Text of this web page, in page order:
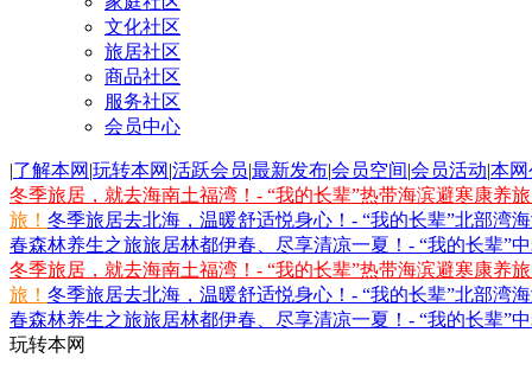
文化社区
旅居社区
商品社区
服务社区
会员中心
|了解本网 |玩转本网 |活跃会员|最新发布|会员空间|会员活动|本
冬季旅居，就去海南土福湾！- “我的长辈”热带海滨避寒康养
旅！ 冬季旅居去北海，温暖舒适悦身心！- “我的长辈”北部湾
春森林养生之旅旅居林都伊春、尽享清凉一夏！- “我的长辈”
冬季旅居，就去海南土福湾！- “我的长辈”热带海滨避寒康养
旅！ 冬季旅居去北海，温暖舒适悦身心！- “我的长辈”北部湾
春森林养生之旅旅居林都伊春、尽享清凉一夏！- “我的长辈”
玩转本网